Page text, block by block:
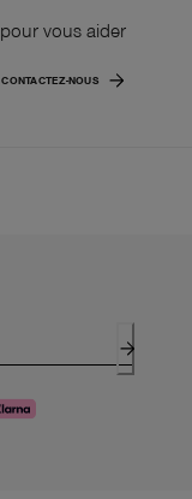
pour vous aider
CONTACTEZ-NOUS